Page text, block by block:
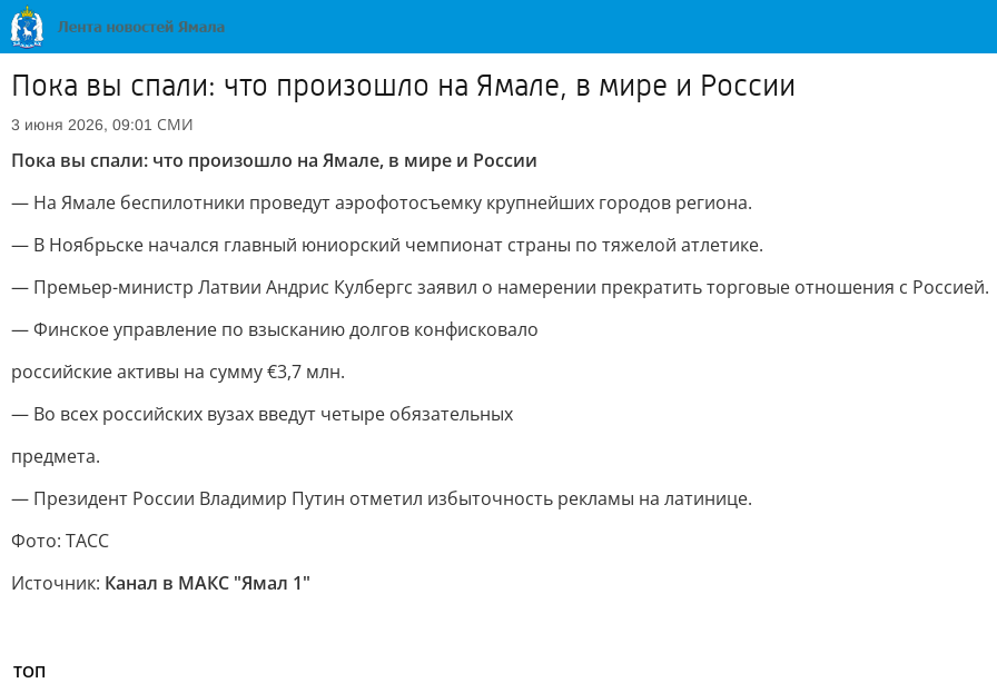
Пока вы спали: что произошло на Ямале, в мире и России
3 июня 2026, 09:01 СМИ
Пока вы спали: что произошло на Ямале, в мире и России
— На Ямале беспилотники проведут аэрофотосъемку крупнейших городов региона.
— В Ноябрьске начался главный юниорский чемпионат страны по тяжелой атлетике.
— Премьер-министр Латвии Андрис Кулбергс заявил о намерении прекратить торговые отношения с Россией.
— Финское управление по взысканию долгов конфисковало
российские активы на сумму €3,7 млн.
— Во всех российских вузах введут четыре обязательных
предмета.
— Президент России Владимир Путин отметил избыточность рекламы на латинице.
Фото: ТАСС
Источник: Канал в МАКС "Ямал 1"
ТОП